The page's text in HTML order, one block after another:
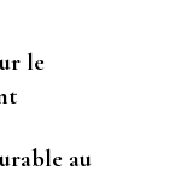
le
au